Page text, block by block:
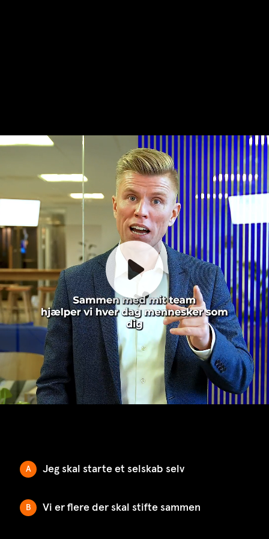
A Jeg skal starte et selskab selv
B Vi er flere der skal stifte sammen